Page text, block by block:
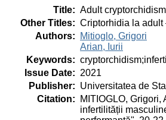
Title: Adult
Other Titles: Criptorhidia la
Authors:
Mitioglo, Grigori
Arian, Iurii
Keywords:
Issue Date: 2021
Publisher: Universitatea de
Citation:
MITIOGLO,
infertilității